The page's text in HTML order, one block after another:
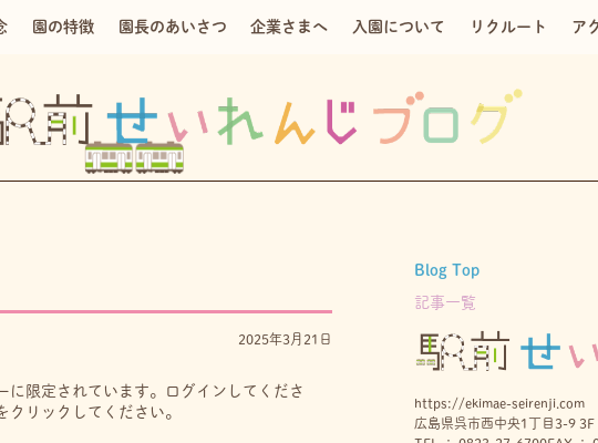
園の特徴 園長のあいさつ 企業さまへ 入園について リクルート ア
2025年3月21日
に限定されています。ログインしてくださ
クリックしてください。
Blog Top
記事一覧
https://ekimae-seirenji.com
広島県呉市西中央1丁目3-9 3F